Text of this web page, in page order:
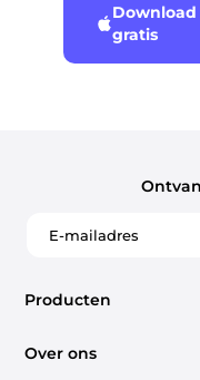
Download
gratis
Producten
Over ons